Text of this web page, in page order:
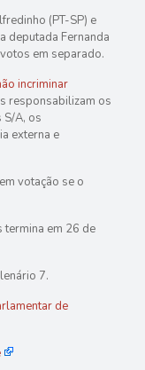
(PT-SP) e
deputada Fernanda
votos em separado.
incriminar
responsabilizam os
A, os
externa e
votação se o
termina em 26 de
7.
de